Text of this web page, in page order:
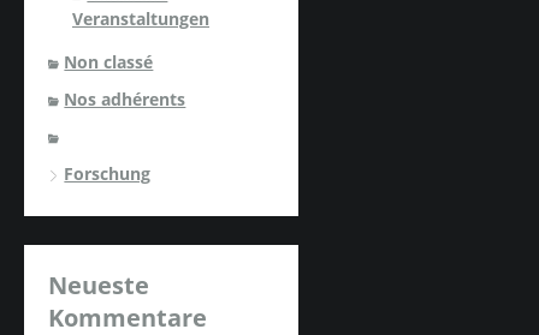
Veranstaltungen
Non classé
Nos adhérents
Forschung
Neueste
Kommentare